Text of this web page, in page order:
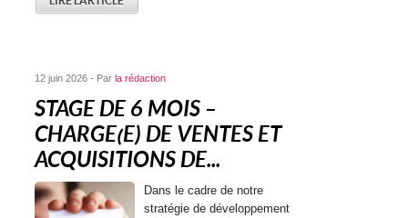
12 juin 2026 - Parla rédaction
STAGE DE 6 MOIS –
CHARGE(E) DE VENTES ET
ACQUISITIONS DE...
Dans le cadre de notre
stratégie de développement